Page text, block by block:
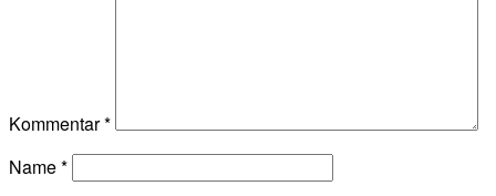
Kommentar*
Name*